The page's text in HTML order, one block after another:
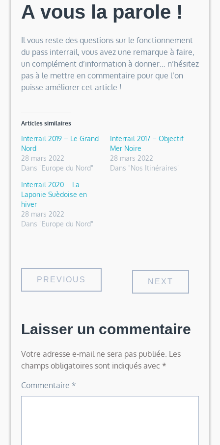
A vous la parole !
Il vous reste des questions sur le fonctionnement
du pass interrail, vous avez une remarque à faire,
un complément d’information à donner… n’hésitez
pas à le mettre en commentaire pour que l’on
puisse améliorer cet article !
Articles similaires
Interrail 2019 – Le Grand
Nord
28 mars 2022
Dans "Europe du Nord"
Interrail 2017 – Objectif
Mer Noire
28 mars 2022
Dans "Nos Itinéraires"
Interrail 2020 – La
Laponie Suèdoise en
hiver
28 mars 2022
Dans "Europe du Nord"
Navigation
l’article
PREVIOUS NEXT
Laisser un commentaire
Votre adresse e-mail ne sera pas publiée. Les
champs obligatoires sont indiqués avec *
Commentaire *